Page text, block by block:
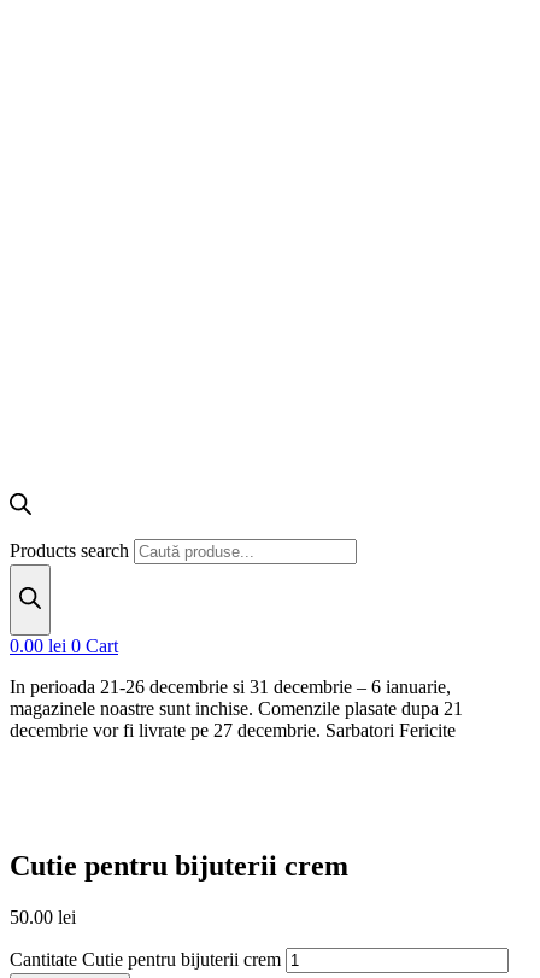
Products search
0.00 lei 0 Cart
In perioada 21-26 decembrie si 31 decembrie – 6 ianuarie,
magazinele noastre sunt inchise. Comenzile plasate dupa 21
decembrie vor fi livrate pe 27 decembrie. Sarbatori Fericite
Cutie pentru bijuterii crem
50.00 lei
Cantitate Cutie pentru bijuterii crem